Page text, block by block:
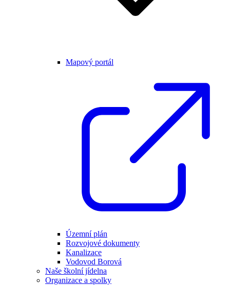
Mapový portál
Územní plán
Rozvojové dokumenty
Kanalizace
Vodovod Borová
Naše školní jídelna
Organizace a spolky